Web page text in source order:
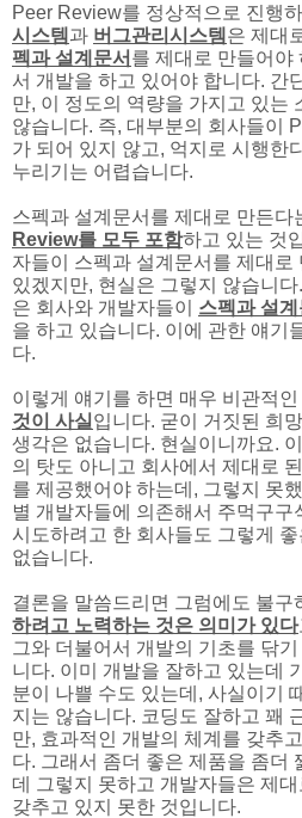
Peer Review를 정상적으로 진행
시스템 과 버그관리시스템 은 제대
펙과 설계문서 를 제대로 만들어야
서 개발을 하고 있어야 합니다. 간
만, 이 정도의 역량을 가지고 있는
않습니다. 즉, 대부분의 회사들이
가 되어 있지 않고, 억지로 시행한
누리기는 어렵습니다.
스펙과 설계문서를 제대로 만든다
Review를 모두 포함하고 있는 것
자들이 스펙과 설계문서를 제대로
있겠지만, 현실은 그렇지 않습니
은 회사와 개발자들이 스펙과 설
을 하고 있습니다. 이에 관한 얘기
다.
이렇게 얘기를 하면 매우 비관적인
것이 사실 입니다. 굳이 거짓된 희
생각은 없습니다. 현실이니까요.
의 탓도 아니고 회사에서 제대로
를 제공했어야 하는데, 그렇지 못
별 개발자들에 의존해서 주먹구
시도하려고 한 회사들도 그렇게
없습니다.
결론을 말씀드리면 그럼에도 불구
하려고 노력하는 것은 의미가 있다
그와 더불어서 개발의 기초를 닦
니다. 이미 개발을 잘하고 있는데
분이 나쁠 수도 있는데, 사실이기
지는 않습니다. 코딩도 잘하고 꽤
만, 효과적인 개발의 체계를 갖추
다. 그래서 좀더 좋은 제품을 좀더
데 그렇지 못하고 개발자들은 제
갖추고 있지 못한 것입니다.